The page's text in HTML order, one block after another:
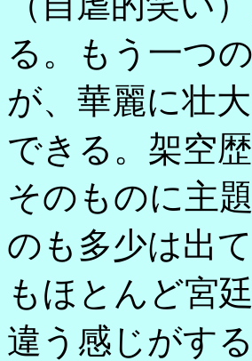
る。もう一つ
が、華麗に壮
できる。架空
そのものに主
のも多少は出
もほとんど宮
違う感じがす